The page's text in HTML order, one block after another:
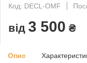
Код: DECL-OMF
від 3 500 ₴
Опис